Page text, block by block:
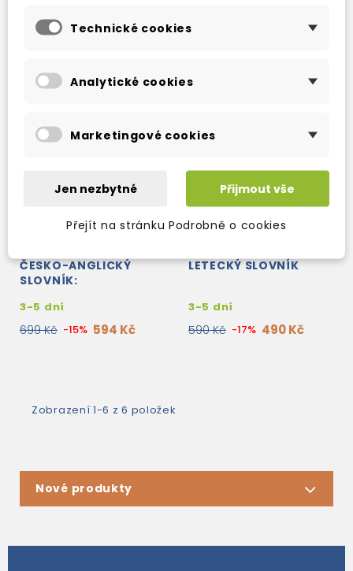
ČESKO-ANGLICKÝ
SLOVNÍK:
STAVITELSTVÍ
3-5 dní
699 Kč -15% 594 Kč
LETECKÝ SLOVNÍK
3-5 dní
590 Kč -17% 490 Kč
Zobrazení 1-6 z 6 položek
Nové produkty
Technické cookies
Analytické cookies
Marketingové cookies
Jen nezbytné Přijmout vše
Přejít na stránku Podrobně o cookies